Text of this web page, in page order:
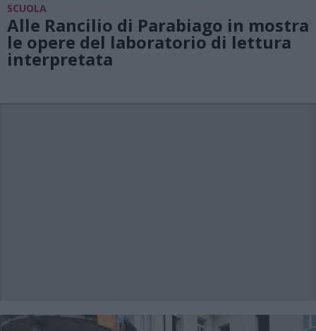
SCUOLA
Alle Rancilio di Parabiago in mostra
le opere del laboratorio di lettura
interpretata